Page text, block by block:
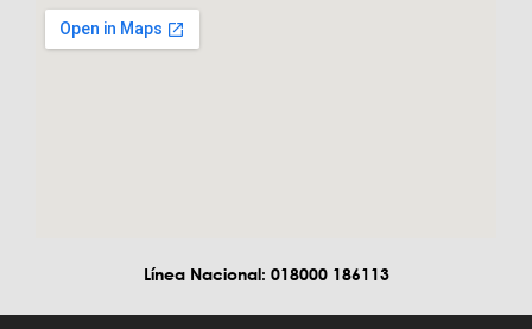
Línea Nacional: 018000 186113